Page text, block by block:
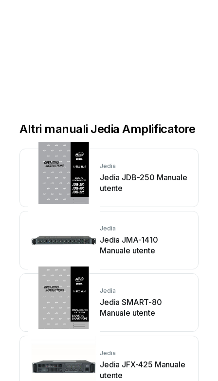
Altri manuali Jedia Amplificatore
Jedia
Jedia JDB-250 Manuale
utente
Jedia
Jedia JMA-1410
Manuale utente
Jedia
Jedia SMART-80
Manuale utente
Jedia
Jedia JFX-425 Manuale
utente